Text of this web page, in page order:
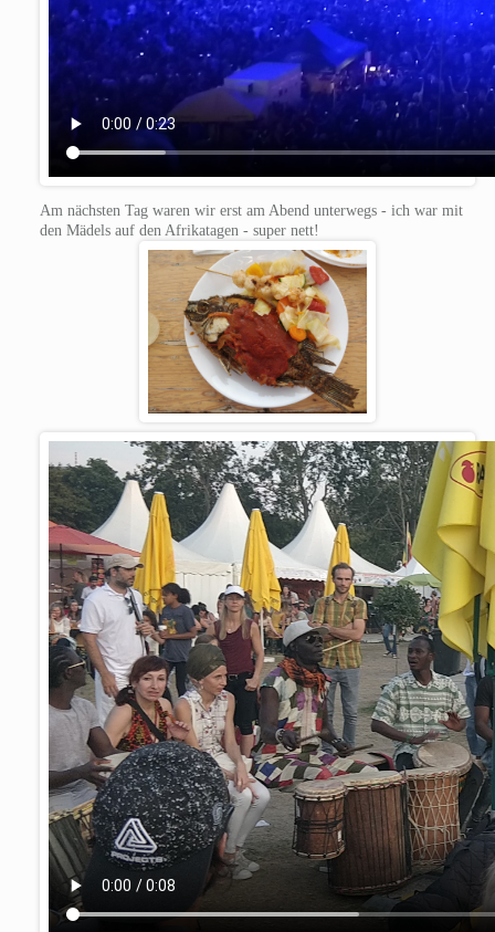
Am nächsten Tag waren wir erst am Abend unterwegs - ich war mit
den Mädels auf den Afrikatagen - super nett!